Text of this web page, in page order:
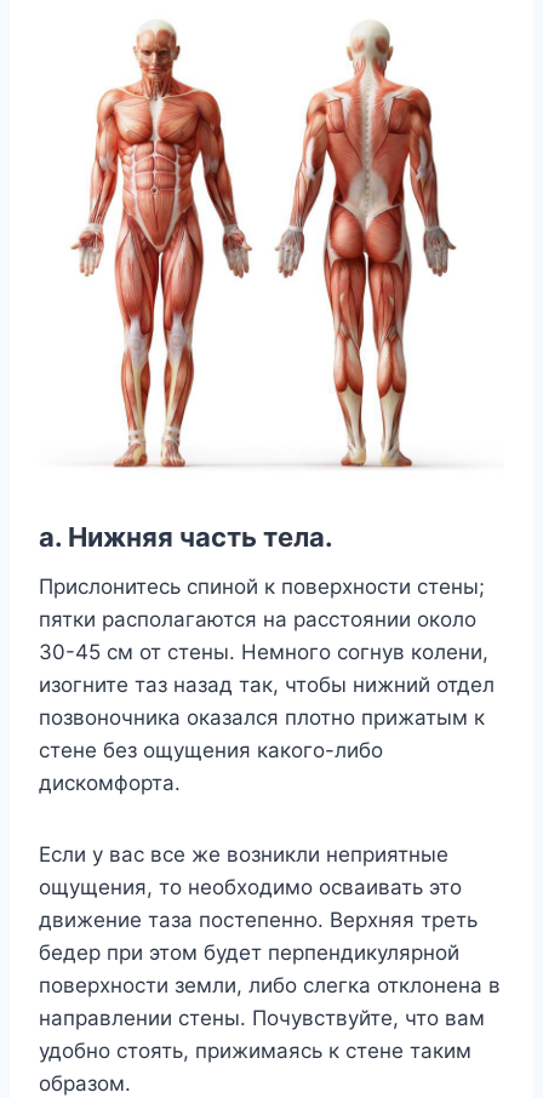
а. Нижняя часть тела.
Прислонитесь спиной к поверхности стены;
пятки располагаются на расстоянии около
30-45 см от стены. Немного согнув колени,
изогните таз назад так, чтобы нижний отдел
позвоночника оказался плотно прижатым к
стене без ощущения какого-либо
дискомфорта.
Если у вас все же возникли неприятные
ощущения, то необходимо осваивать это
движение таза постепенно. Верхняя треть
бедер при этом будет перпендикулярной
поверхности земли, либо слегка отклонена в
направлении стены. Почувствуйте, что вам
удобно стоять, прижимаясь к стене таким
образом.